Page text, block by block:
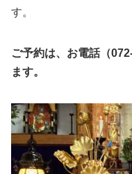
す。
ご予約は、お電話（
ます。